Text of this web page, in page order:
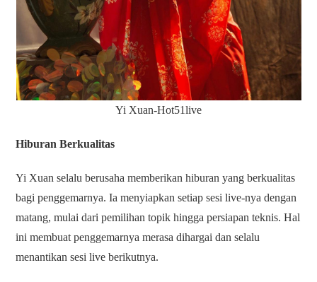
Yi Xuan-Hot51live
Hiburan Berkualitas
Yi Xuan selalu berusaha memberikan hiburan yang berkualitas
bagi penggemarnya. Ia menyiapkan setiap sesi live-nya dengan
matang, mulai dari pemilihan topik hingga persiapan teknis. Hal
ini membuat penggemarnya merasa dihargai dan selalu
menantikan sesi live berikutnya.